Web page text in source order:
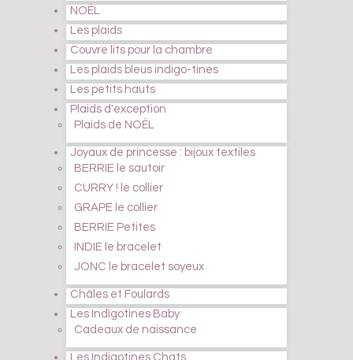
NOËL
Les plaids
Couvre lits pour la chambre
Les plaids bleus indigo-tines
Les petits hauts
Plaids d'exception
Plaids de NOËL
Joyaux de princesse : bijoux textiles
BERRIE le sautoir
CURRY ! le collier
GRAPE le collier
BERRIE Petites
INDIE le bracelet
JONC le bracelet soyeux
Châles et Foulards
Les Indïgotines Baby
Cadeaux de naissance
Les Indigotines Chats